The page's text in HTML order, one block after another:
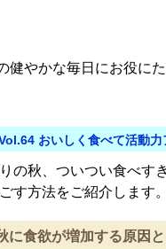
健やかな毎日にお役に
おいしく食べて活動力
の秋、ついつい食べす
す方法をご紹介します。
に食欲が増加する原因